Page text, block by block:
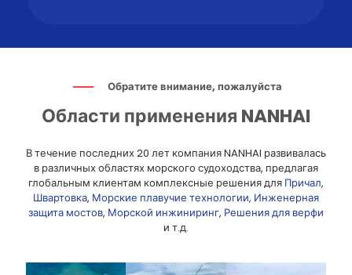
Обратите внимание, пожалуйста
Области применения NANHAI
В течение последних 20 лет компания NANHAI развивалась
в различных областях морского судоходства, предлагая
глобальным клиентам комплексные решения для Причал,
Швартовка, Морские плавучие технологии, Инженерная
защита мостов, Морской инжиниринг, Решения для верфи
и т.д.